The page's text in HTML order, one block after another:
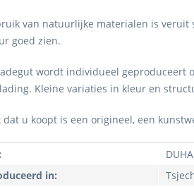
van natuurlijke materialen is
goed zien.
wordt individueel
Kleine variaties in kleur en
dat u koopt is een origineel, een
in: